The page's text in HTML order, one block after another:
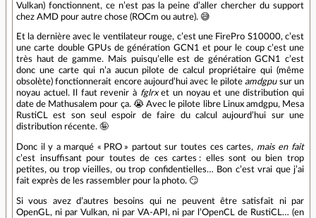
Vulkan) fonctionnent, ce n’est pas la peine d’aller chercher du support
chez AMD pour autre chose (ROCm ou autre). 😅️
Et la dernière avec le ventilateur rouge, c’est une FirePro S10000, c’est
une carte double GPUs de génération GCN1 et pour le coup c’est une
très haut de gamme. Mais puisqu’elle est de génération GCN1 c’est
donc une carte qui n’a aucun pilote de calcul propriétaire qui (même
obsolète) fonctionnerait encore aujourd’hui avec le piloteamdgpusur un
noyau actuel. Il faut revenir à fglrxet un noyau et une distribution qui
date de Mathusalem pour ça. 😭️ Avec le pilote libre Linux amdgpu, Mesa
RustiCL est son seul espoir de faire du calcul aujourd’hui sur une
distribution récente. 🤪️
Donc il y a marqué « PRO » partout sur toutes ces cartes, mais en fait
c’est insuffisant pour toutes de ces cartes : elles sont ou bien trop
petites, ou trop vieilles, ou trop confidentielles… Bon c’est vrai que j’ai
fait exprès de les rassembler pour la photo. 😏️
Si vous avez d’autres besoins qui ne peuvent être satisfait ni par
OpenGL, ni par Vulkan, ni par VA-API, ni par l’OpenCL de RustiCL… (en